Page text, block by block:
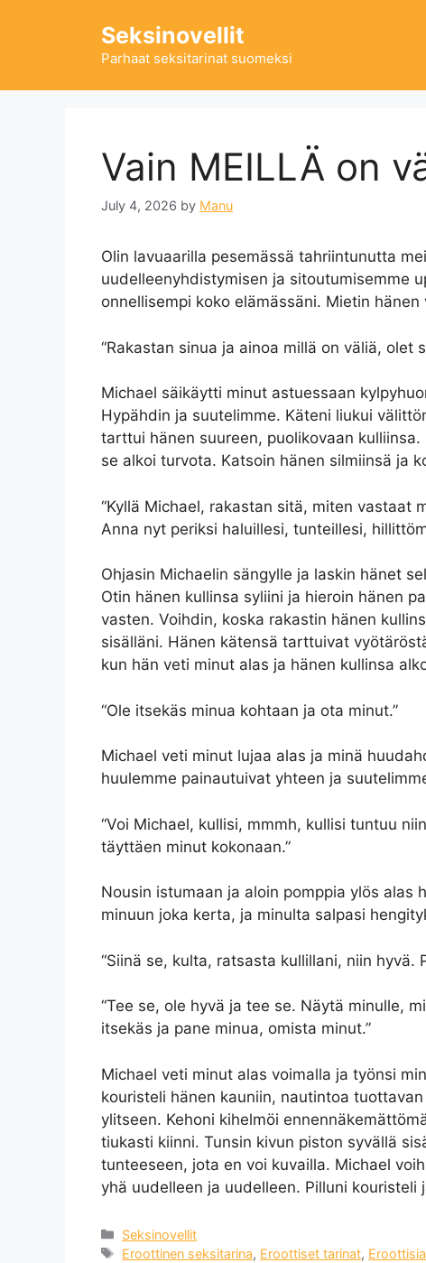
Seksinovellit
Parhaat seksitarinat suomeksi
Vain MEILLÄ on
July 4, 2026 by Manu
Olin lavuaarilla pesemässä tahriintunutta
uudelleenyhdistymisen ja sitoutumisemme
onnellisempi koko elämässäni. Mietin
“Rakastan sinua ja ainoa millä on väliä, olet
Michael säikäytti minut astuessaan
Hypähdin ja suutelimme. Käteni liukui
tarttui hänen suureen, puolikovaan
se alkoi turvota. Katsoin hänen silmiinsä ja
“Kyllä Michael, rakastan sitä, miten vastaat
Anna nyt periksi haluillesi, tunteillesi,
Ohjasin Michaelin sängylle ja laskin hänet
Otin hänen kullinsa syliini ja hieroin hänen
vasten. Voihdin, koska rakastin hänen
sisälläni. Hänen kätensä tarttuivat
kun hän veti minut alas ja hänen kullinsa
“Ole itsekäs minua kohtaan ja ota minut.”
Michael veti minut lujaa alas ja minä
huulemme painautuivat yhteen ja
“Voi Michael, kullisi, mmmh, kullisi tuntuu
täyttäen minut kokonaan.”
Nousin istumaan ja aloin pomppia ylös alas
minuun joka kerta, ja minulta salpasi
“Siinä se, kulta, ratsasta kullillani, niin hyvä.
“Tee se, ole hyvä ja tee se. Näytä minulle,
itsekäs ja pane minua, omista minut.”
Michael veti minut alas voimalla ja työnsi
kouristeli hänen kauniin, nautintoa
ylitseen. Kehoni kihelmöi
tiukasti kiinni. Tunsin kivun piston syvällä
tunteeseen, jota en voi kuvailla. Michael
yhä uudelleen ja uudelleen. Pilluni kouristeli
Categories
Seksinovellit
Tags
Eroottinen seksitarina, Eroottiset tarinat,